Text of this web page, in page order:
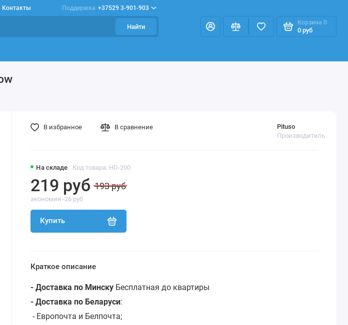
Контакты Поддержка +37529 3-901-903
Найти
Корзина 0
0 руб
На складе Код товара: HD-200
Pituso
Производитель
219 руб 193 руб
экономия -26 руб
Купить
В избранное В сравнение
Краткое описание
- Доставка по МинскуБесплатная до квартиры
- Доставка по Беларуси:
- Европочта и Белпочта;